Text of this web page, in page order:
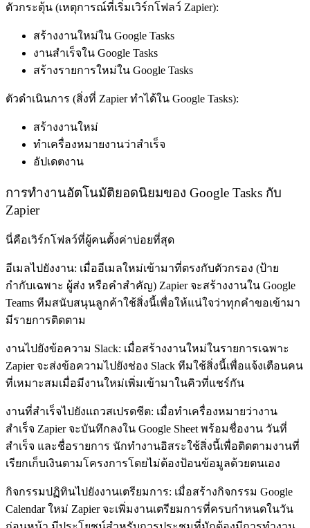
ตัวกระตุ้น (เหตุการณ์ที่เริ่มเวิร์กโฟลว์ Zapier):
สร้างงานใหม่ใน Google Tasks
งานสำเร็จใน Google Tasks
สร้างรายการใหม่ใน Google Tasks
ตัวดำเนินการ (สิ่งที่ Zapier ทำได้ใน Google Tasks):
สร้างงานใหม่
ทำเครื่องหมายงานว่าสำเร็จ
อัปเดตงาน
การทำงานอัตโนมัติยอดนิยมของ Google Tasks กับ
Zapier
นี่คือเวิร์กโฟลว์ที่ผู้คนตั้งค่าบ่อยที่สุด
อีเมลไปยังงาน: เมื่ออีเมลใหม่เข้ามาที่ตรงกับตัวกรอง (ป้าย
กำกับเฉพาะ ผู้ส่ง หรือคำสำคัญ) Zapier จะสร้างงานใน Google
Teams ทีมสนับสนุนลูกค้าใช้สิ่งนี้เพื่อให้แน่ใจว่าทุกคำขอเข้ามา
มีรายการติดตาม
งานไปยังข้อความ Slack: เมื่อสร้างงานใหม่ในรายการเฉพาะ
Zapier จะส่งข้อความไปยังช่อง Slack ทีมใช้สิ่งนี้เพื่อแจ้งเตือนคน
ที่เหมาะสมเมื่อมีงานใหม่เพิ่มเข้ามาในคิวที่แชร์กัน
งานที่สำเร็จไปยังแถวสเปรดชีต: เมื่อทำเครื่องหมายว่างาน
สำเร็จ Zapier จะบันทึกลงใน Google Sheet พร้อมชื่องาน วันที่
สำเร็จ และชื่อรายการ นักทำงานอิสระใช้สิ่งนี้เพื่อติดตามงานที่
เรียกเก็บเงินตามโครงการโดยไม่ต้องป้อนข้อมูลด้วยตนเอง
กิจกรรมปฏิทินไปยังงานเตรียมการ: เมื่อสร้างกิจกรรม Google
Calendar ใหม่ Zapier จะเพิ่มงานเตรียมการที่ครบกำหนดในวัน